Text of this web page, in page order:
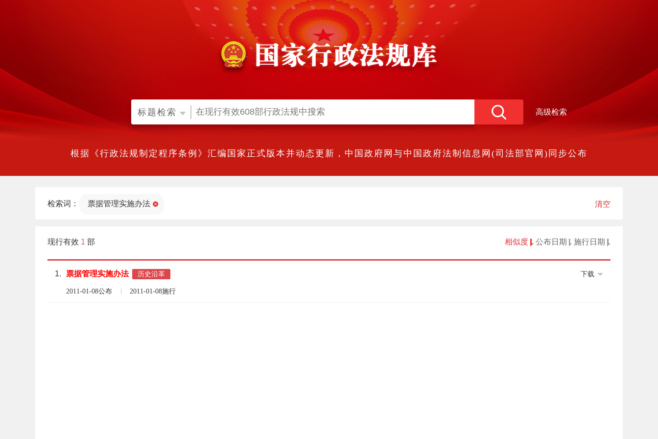
标题检索 高级检索
根据《行政法规制定程序条例》汇编国家正式版本并动态更新，中国政府网与中国政府法制信息网(司法部官网)同步公布
检索词： 票据管理实施办法 清空
现行有效 1 部 相似度 公布日期 施行日期
1. 票据管理实施办法 历史沿革
2011-01-08公布 2011-01-08施行
下载